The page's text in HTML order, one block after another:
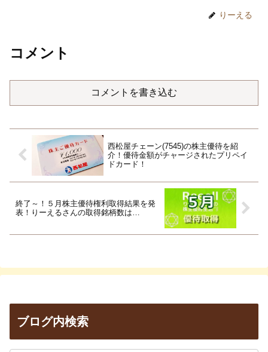
りーえる
コメント
コメントを書き込む
西松屋チェーン(7545)の株主優待を紹
介！優待金額がチャージされたプリペイ
ドカード！
終了～！５月株主優待権利取得結果を発
表！りーえるさんの取得銘柄数は…
ブログ内検索